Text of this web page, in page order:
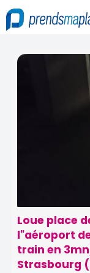
Loue place
l"aéroport
train en
Strasbourg